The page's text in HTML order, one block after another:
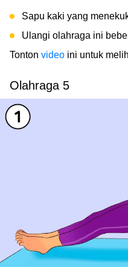
Sapu kaki yang
Ulangi olahraga ini
Tonton video ini untuk
Olahraga 5